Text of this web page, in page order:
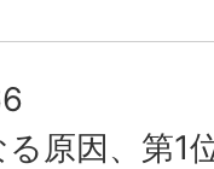
原因、第1